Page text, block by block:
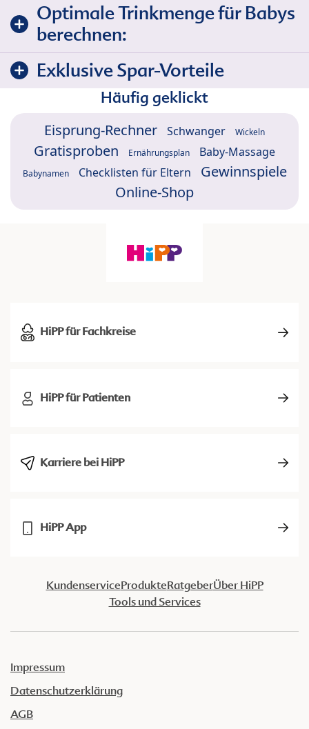
Optimale Trinkmenge für Babys
berechnen:
Exklusive Spar-Vorteile
Häufig geklickt
Eisprung-Rechner Schwanger Wickeln
Gratisproben Ernährungsplan Baby-Massage
Babynamen Checklisten für Eltern
Gewinnspiele
Online-Shop
HiPP für Fachkreise
HiPP für Patienten
Karriere bei HiPP
HiPP App
KundenserviceProdukteRatgeberÜber HiPP
Tools und Services
Impressum
Datenschutzerklärung
AGB